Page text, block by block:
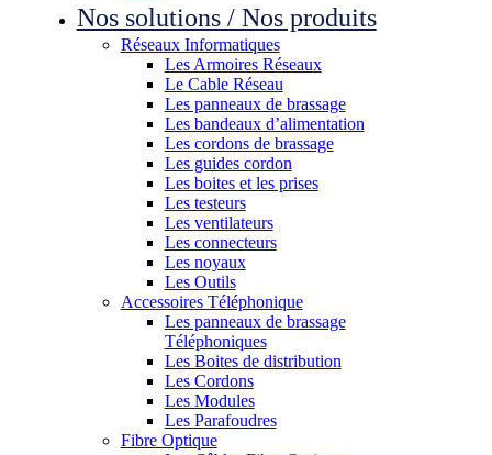
Nos solutions / Nos produits
Réseaux Informatiques
Les Armoires Réseaux
Le Cable Réseau
Les panneaux de brassage
Les bandeaux d’alimentation
Les cordons de brassage
Les guides cordon
Les boites et les prises
Les testeurs
Les ventilateurs
Les connecteurs
Les noyaux
Les Outils
Accessoires Téléphonique
Les panneaux de brassage
Téléphoniques
Les Boites de distribution
Les Cordons
Les Modules
Les Parafoudres
Fibre Optique